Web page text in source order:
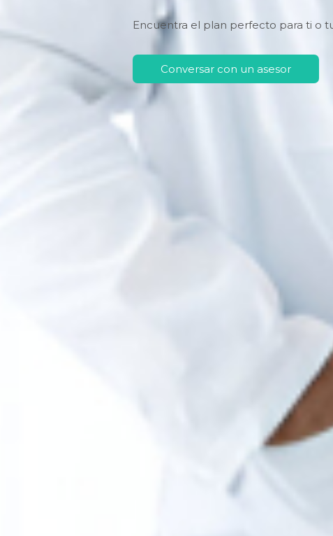
Encuentra el plan perfecto para ti o
Conversar con un asesor